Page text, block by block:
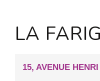
LA
15, AVENUE